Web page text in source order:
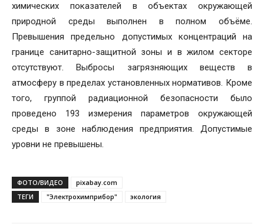
химических показателей в объектах окружающей
природной среды выполнен в полном объёме.
Превышения предельно допустимых концентраций на
границе санитарно-защитной зоны и в жилом секторе
отсутствуют. Выбросы загрязняющих веществ в
атмосферу в пределах установленных нормативов. Кроме
того, группой радиационной безопасности было
проведено 193 измерения параметров окружающей
среды в зоне наблюдения предприятия. Допустимые
уровни не превышены.
ФОТО/ВИДЕО
pixabay.com
ТЕГИ
"Электрохимприбор" экология